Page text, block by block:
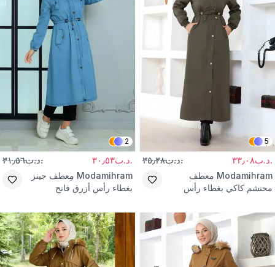
5
.د.ب٣٣٫٠٨ .د.ب٣٥٫٣٨
Modamihram معطف
محتشم كاكي بغطاء رأس
2
.د.ب٣٠٫٥٣ .د.ب٣١٫٥٦
Modamihram مِعطف جينز
بغطاء رأس أزرق فاتح